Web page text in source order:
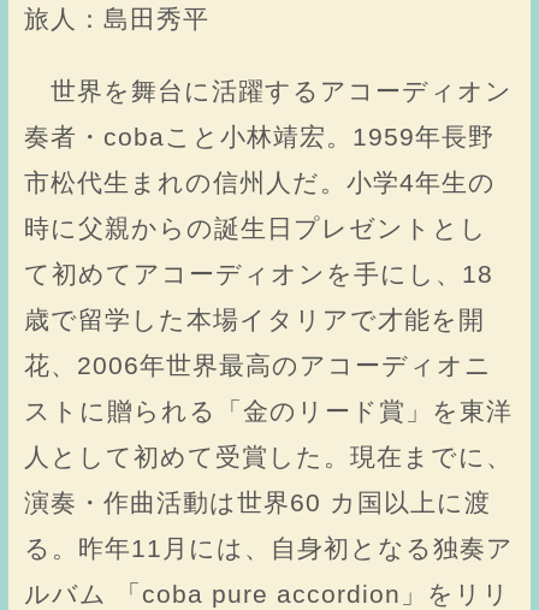
旅人：島田秀平
世界を舞台に活躍するアコーディオン
奏者・cobaこと小林靖宏。1959年長野
市松代生まれの信州人だ。小学4年生の
時に父親からの誕生日プレゼントとし
て初めてアコーディオンを手にし、18
歳で留学した本場イタリアで才能を開
花、2006年世界最高のアコーディオニ
ストに贈られる「金のリード賞」を東洋
人として初めて受賞した。現在までに、
演奏・作曲活動は世界60 カ国以上に渡
る。昨年11月には、自身初となる独奏ア
ルバム 「coba pure accordion」をリリ